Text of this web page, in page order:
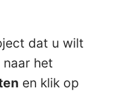
dat u wilt
het
en klik op